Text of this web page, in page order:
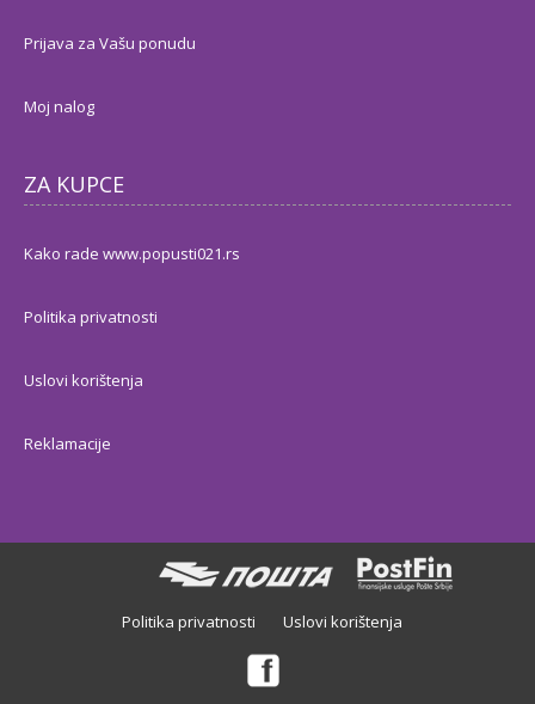
Prijava za Vašu ponudu
Moj nalog
ZA KUPCE
Kako rade www.popusti021.rs
Politika privatnosti
Uslovi korištenja
Reklamacije
Politika privatnosti Uslovi korištenja